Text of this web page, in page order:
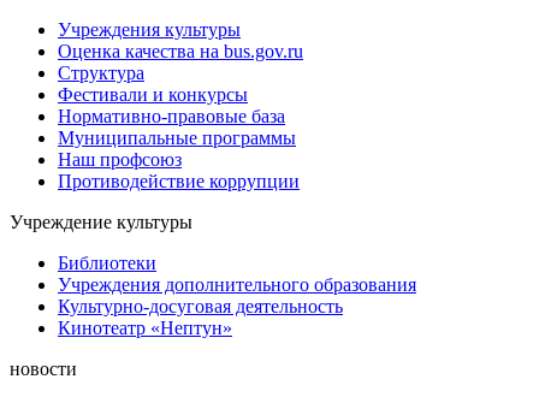
Учреждения культуры
Оценка качества на bus.gov.ru
Структура
Фестивали и конкурсы
Нормативно-правовые база
Муниципальные программы
Наш профсоюз
Противодействие коррупции
Учреждение культуры
Библиотеки
Учреждения дополнительного образования
Культурно-досуговая деятельность
Кинотеатр «Нептун»
новости